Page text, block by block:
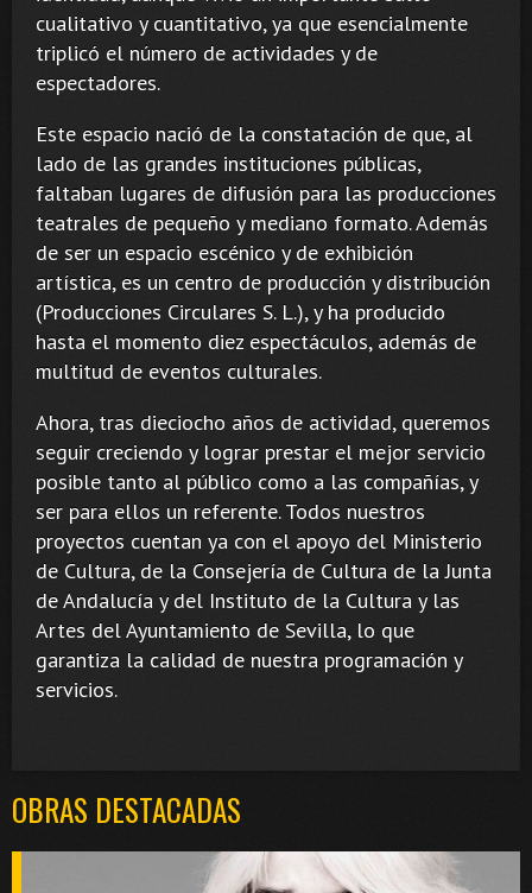
cualitativo y cuantitativo, ya que esencialmente
triplicó el número de actividades y de
espectadores.
Este espacio nació de la constatación de que, al
lado de las grandes instituciones públicas,
faltaban lugares de difusión para las producciones
teatrales de pequeño y mediano formato. Además
de ser un espacio escénico y de exhibición
artística, es un centro de producción y distribución
(Producciones Circulares S. L.), y ha producido
hasta el momento diez espectáculos, además de
multitud de eventos culturales.
Ahora, tras dieciocho años de actividad, queremos
seguir creciendo y lograr prestar el mejor servicio
posible tanto al público como a las compañías, y
ser para ellos un referente. Todos nuestros
proyectos cuentan ya con el apoyo del Ministerio
de Cultura, de la Consejería de Cultura de la Junta
de Andalucía y del Instituto de la Cultura y las
Artes del Ayuntamiento de Sevilla, lo que
garantiza la calidad de nuestra programación y
servicios.
OBRAS DESTACADAS